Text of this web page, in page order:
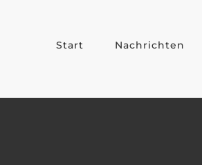
Start Nachrichten